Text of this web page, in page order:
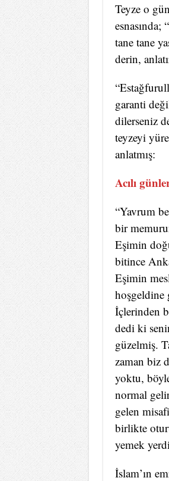
Teyze o
tane tane
derin,
garanti
dilerseniz
teyzeyi
anlatmış:
Acılı
“Yavrum
bir
Eşimin
bitince
Eşimin
hoşgeldine
İçlerinden
dedi ki
güzelmiş.
zaman biz
yoktu,
normal
gelen
birlikte
yemek
İslam’ın